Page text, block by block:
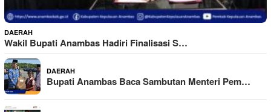
DAERAH
Wakil Bupati Anambas Hadiri Finalisasi S…
DAERAH
Bupati Anambas Baca Sambutan Menteri Pem…